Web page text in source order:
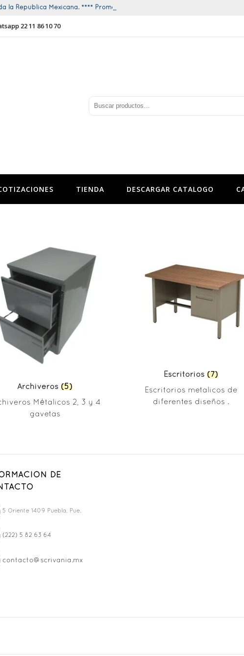
la República Mexicana. **** Promociones todo el año ****
22 11 86 10 70
TIENDA DESCARGAR CATALOGO
Archiveros (5)
Métalicos 2, 3 y 4
gavetas
Escritorios (7)
Escritorios metalicos de
diferentes diseños .
DE
5 Oriente 1409 Puebla, Pue.
(222) 5 82 63 64
contacto@scrivania.mx